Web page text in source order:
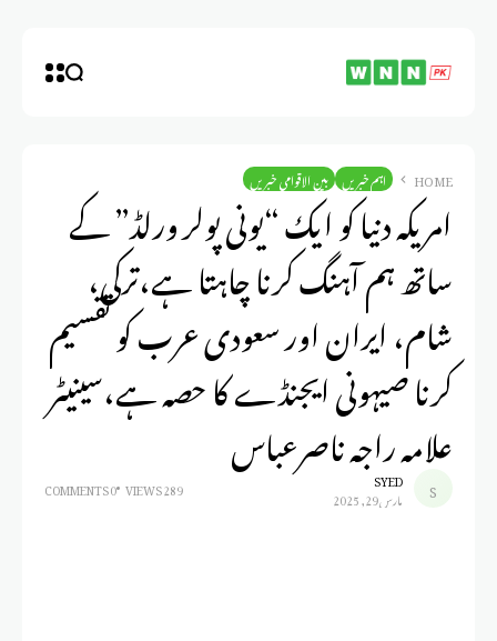
HOME اہم خبریں بین الاقوامی خبریں
امریکہ دنیا کو ایک “یونی پولر ورلڈ” کے
ساتھ ہم آہنگ کرنا چاہتا ہے،ترکی،
شام، ایران اور سعودی عرب کو تقسیم
کرنا صیہونی ایجنڈے کا حصہ ہے،سینیٹر
علامہ راجہ ناصرعباس
SYED
مارس 29, 2025 289 VIEWS
0 COMMENTS